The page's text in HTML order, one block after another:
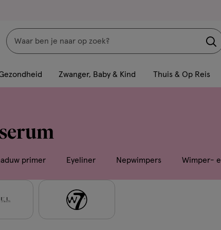
Zoeken
met
dit
een
volledig
geavanceerde
Zwanger, Baby & Kind Thuis & Op Reis
primer Eyeliner Nepwimpers Wimper-